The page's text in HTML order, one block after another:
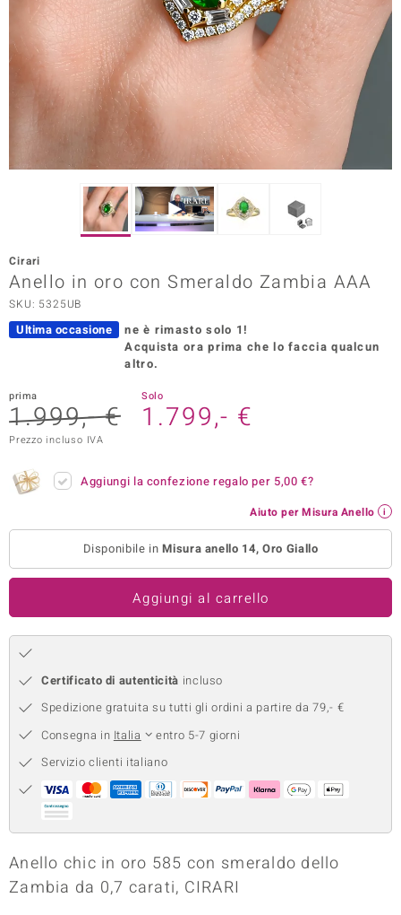
Designs
SELECTION
Paraíso
Collection
by de Melo
Classics
Cirari
Anello in oro con Smeraldo Zambia AAA
SKU: 5325UB
Ultima occasione
ne è rimasto solo 1!
Acquista ora prima che lo faccia qualcun
altro.
prima
1.999,- €
Solo
1.799,- €
Prezzo incluso IVA
Aggiungi la confezione regalo per 5,00 €?
Aiuto per Misura Anello
Disponibile inMisura anello 14, Oro Giallo
Aggiungi al carrello
Certificato di autenticità incluso
Spedizione gratuita su tutti gli ordini a partire da 79,- €
Consegna in Italia
entro 5-7 giorni
Servizio clienti italiano
Anello chic in oro 585 con smeraldo dello
Zambia da 0,7 carati, CIRARI